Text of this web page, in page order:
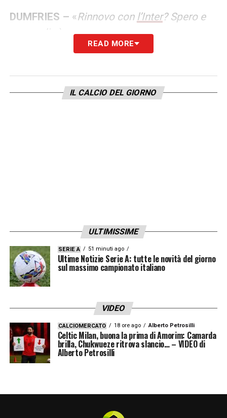
DUMFRIES – «Rinnovo con l’Inter? Spero e
READ MORE
IL CALCIO DEL GIORNO
ULTIMISSIME
SERIE A 51 minuti ago
Ultime Notizie Serie A: tutte le novità del giorno
sul massimo campionato italiano
VIDEO
CALCIOMERCATO 18 ore ago Alberto Petrosilli
Celtic Milan, buona la prima di Amorim: Camarda
brilla, Chukwueze ritrova slancio… – VIDEO di
Alberto Petrosilli